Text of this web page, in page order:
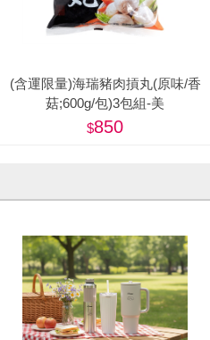
(含運限量)海瑞豬肉摃丸(原味/香
菇;600g/包)3包組-美
850